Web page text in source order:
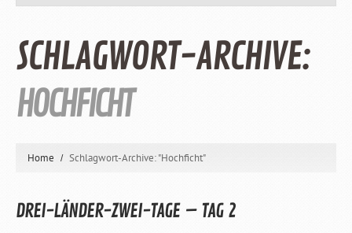
SCHLAGWORT-ARCHIVE:
HOCHFICHT
Home Schlagwort-Archive: "Hochficht"
DREI-LÄNDER-ZWEI-TAGE – TAG 2